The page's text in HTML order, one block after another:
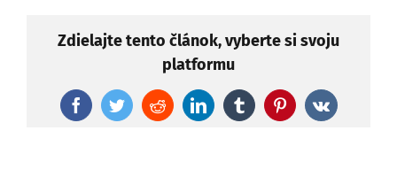
Zdielajte tento článok, vyberte si svoju
platformu
FacebookTwitterRedditLinkedInTumblr Pinterest
Vk